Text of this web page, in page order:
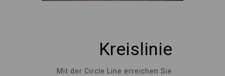
Kreislinie
Mit der Circle Line erreichen Sie